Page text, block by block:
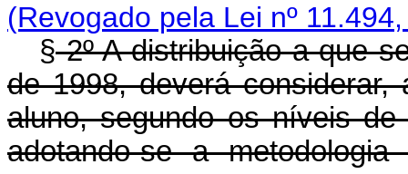
(Revogado pela Lei nº
§2º A distribuição a que
de 1998, deverá
aluno, segundo os níveis
adotando-se a